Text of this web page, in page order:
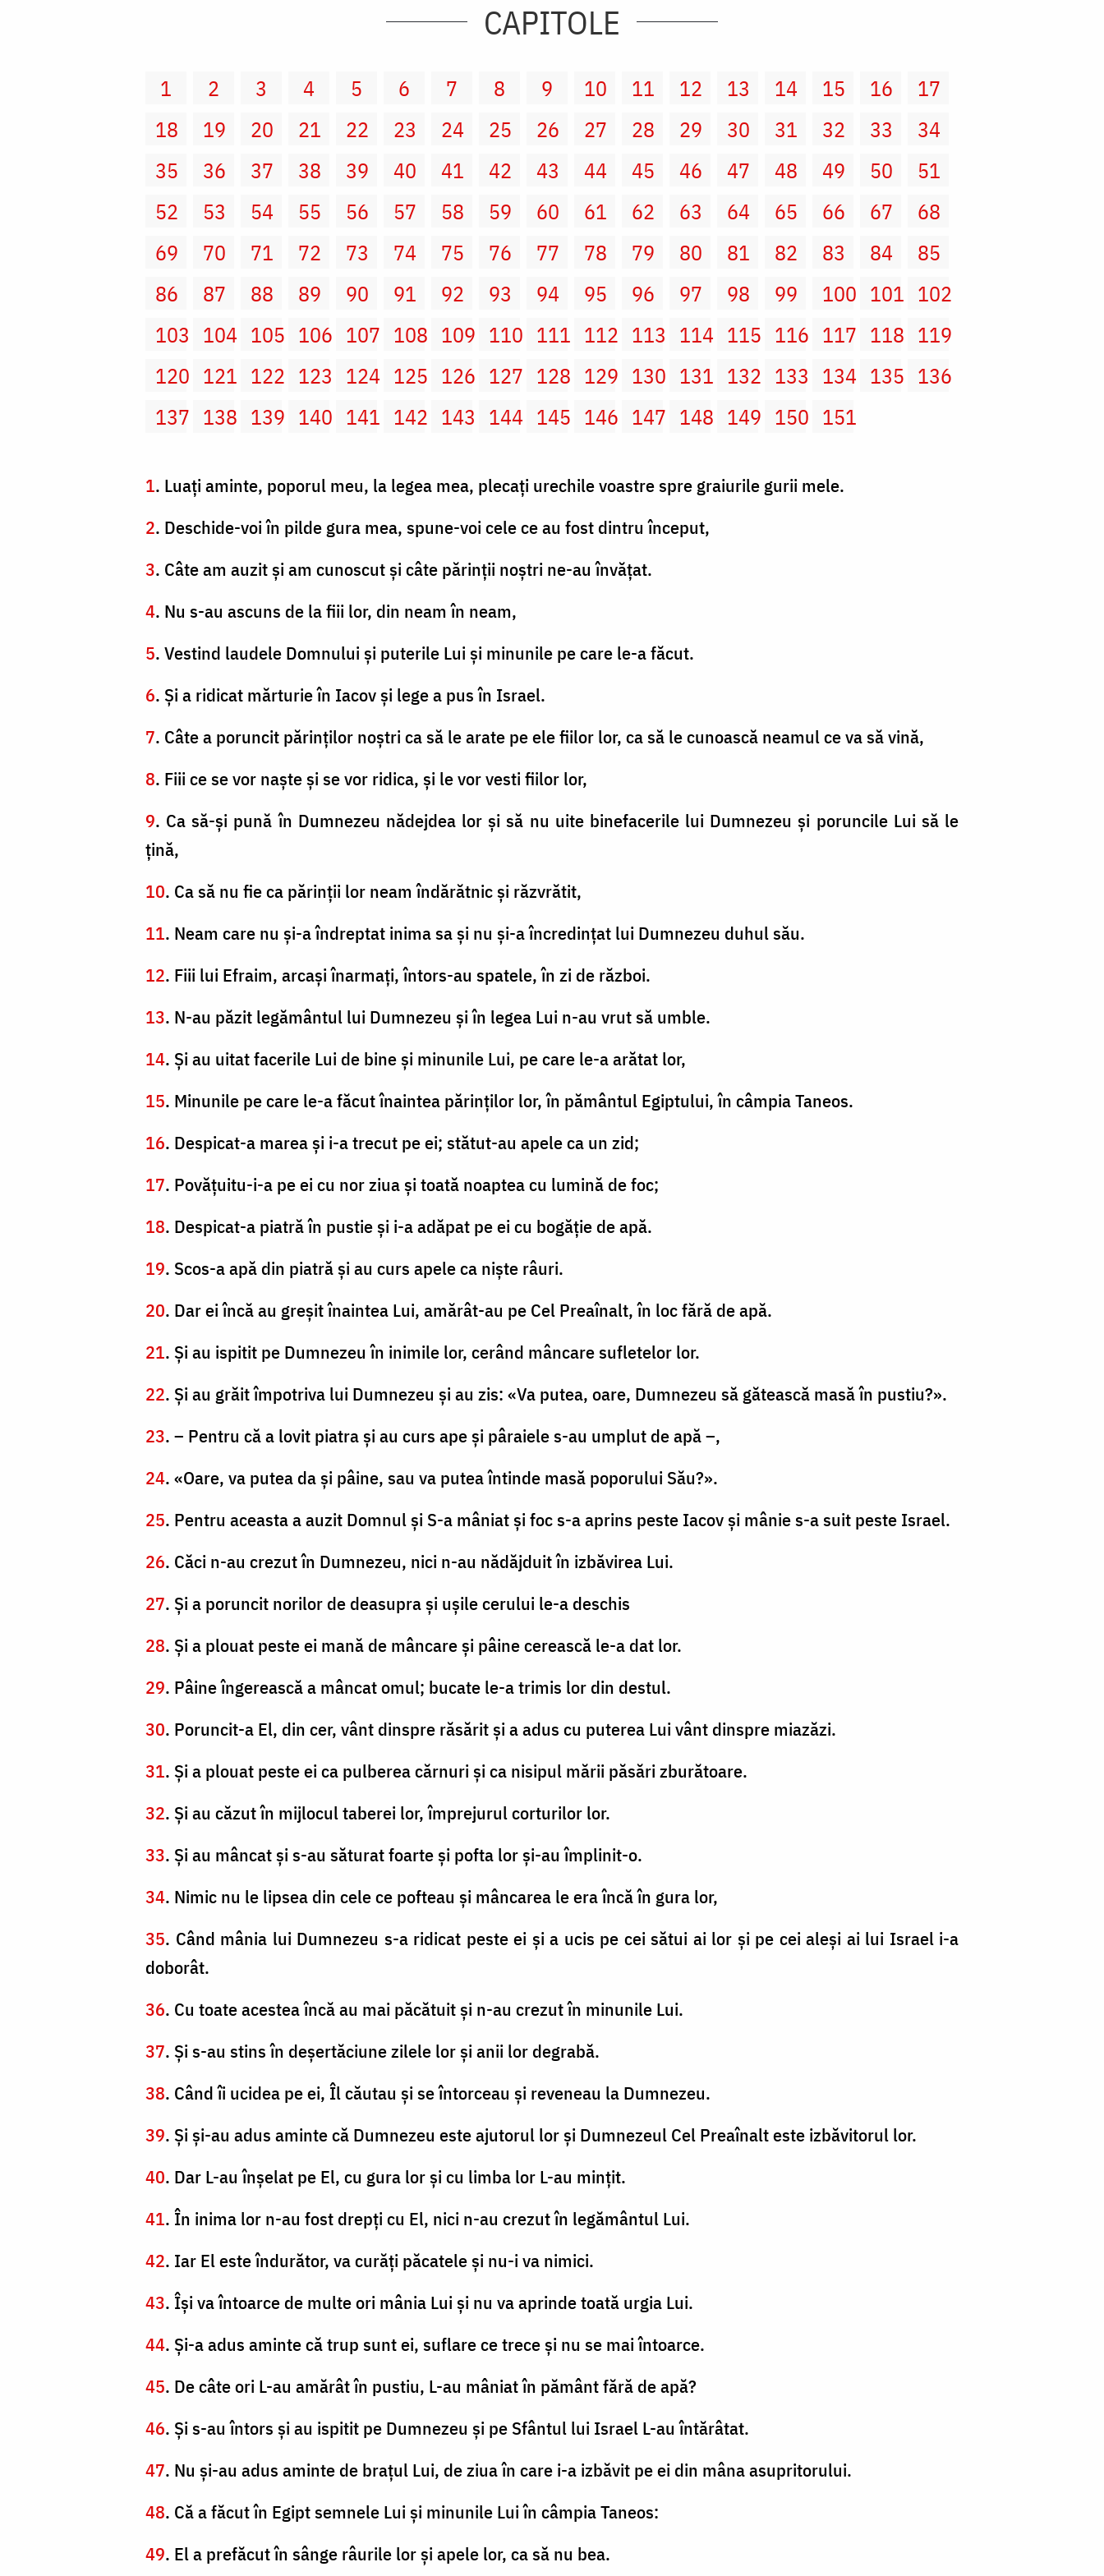
CAPITOLE
1 2 3 4 5 6 7 8 9 10 11 12 13 14 15 16
17
18
19 20 21 22 23 24 25 26 27 28 29 30 31 32 33
34
35
36 37 38 39 40 41 42 43 44 45 46 47 48 49 50
51
52
53 54 55 56 57 58 59 60 61 62 63 64 65 66 67
68
69
70 71 72 73 74 75 76 77 78 79 80 81 82 83 84
85
86
87 88 89 90 91 92 93 94 95 96 97 98 99 100 101 102
103 104 105 106 107 108 109 110 111 112 113 114 115 116 117 118 119
120 121 122 123 124 125 126 127 128 129 130 131 132 133 134 135 136
137 138 139 140 141 142 143 144 145 146 147 148 149 150 151
1. Luaţi aminte, poporul meu, la legea mea, plecaţi urechile voastre spre graiurile gurii mele.
2. Deschide-voi în pilde gura mea, spune-voi cele ce au fost dintru început,
3. Câte am auzit şi am cunoscut şi câte părinţii noştri ne-au învăţat.
4. Nu s-au ascuns de la fiii lor, din neam în neam,
5. Vestind laudele Domnului şi puterile Lui şi minunile pe care le-a făcut.
6. Şi a ridicat mărturie în Iacov şi lege a pus în Israel.
7. Câte a poruncit părinţilor noştri ca să le arate pe ele fiilor lor, ca să le cunoască neamul ce va să vină,
8. Fiii ce se vor naşte şi se vor ridica, şi le vor vesti fiilor lor,
9. Ca să-şi pună în Dumnezeu nădejdea lor şi să nu uite binefacerile lui Dumnezeu şi poruncile Lui să le
ţină,
10. Ca să nu fie ca părinţii lor neam îndărătnic şi răzvrătit,
11. Neam care nu şi-a îndreptat inima sa şi nu şi-a încredinţat lui Dumnezeu duhul său.
12. Fiii lui Efraim, arcaşi înarmaţi, întors-au spatele, în zi de război.
13. N-au păzit legământul lui Dumnezeu şi în legea Lui n-au vrut să umble.
14. Şi au uitat facerile Lui de bine şi minunile Lui, pe care le-a arătat lor,
15. Minunile pe care le-a făcut înaintea părinţilor lor, în pământul Egiptului, în câmpia Taneos.
16. Despicat-a marea şi i-a trecut pe ei; stătut-au apele ca un zid;
17. Povăţuitu-i-a pe ei cu nor ziua şi toată noaptea cu lumină de foc;
18. Despicat-a piatră în pustie şi i-a adăpat pe ei cu bogăţie de apă.
19. Scos-a apă din piatră şi au curs apele ca nişte râuri.
20. Dar ei încă au greşit înaintea Lui, amărât-au pe Cel Preaînalt, în loc fără de apă.
21. Şi au ispitit pe Dumnezeu în inimile lor, cerând mâncare sufletelor lor.
22. Şi au grăit împotriva lui Dumnezeu şi au zis: «Va putea, oare, Dumnezeu să gătească masă în pustiu?».
23. – Pentru că a lovit piatra şi au curs ape şi pâraiele s-au umplut de apă –,
24. «Oare, va putea da şi pâine, sau va putea întinde masă poporului Său?».
25. Pentru aceasta a auzit Domnul şi S-a mâniat şi foc s-a aprins peste Iacov şi mânie s-a suit peste Israel.
26. Căci n-au crezut în Dumnezeu, nici n-au nădăjduit în izbăvirea Lui.
27. Şi a poruncit norilor de deasupra şi uşile cerului le-a deschis
28. Şi a plouat peste ei mană de mâncare şi pâine cerească le-a dat lor.
29. Pâine îngerească a mâncat omul; bucate le-a trimis lor din destul.
30. Poruncit-a El, din cer, vânt dinspre răsărit şi a adus cu puterea Lui vânt dinspre miazăzi.
31. Şi a plouat peste ei ca pulberea cărnuri şi ca nisipul mării păsări zburătoare.
32. Şi au căzut în mijlocul taberei lor, împrejurul corturilor lor.
33. Şi au mâncat şi s-au săturat foarte şi pofta lor şi-au împlinit-o.
34. Nimic nu le lipsea din cele ce pofteau şi mâncarea le era încă în gura lor,
35. Când mânia lui Dumnezeu s-a ridicat peste ei şi a ucis pe cei sătui ai lor şi pe cei aleşi ai lui Israel i-a
doborât.
36. Cu toate acestea încă au mai păcătuit şi n-au crezut în minunile Lui.
37. Şi s-au stins în deşertăciune zilele lor şi anii lor degrabă.
38. Când îi ucidea pe ei, Îl căutau şi se întorceau şi reveneau la Dumnezeu.
39. Şi şi-au adus aminte că Dumnezeu este ajutorul lor şi Dumnezeul Cel Preaînalt este izbăvitorul lor.
40. Dar L-au înşelat pe El, cu gura lor şi cu limba lor L-au minţit.
41. În inima lor n-au fost drepţi cu El, nici n-au crezut în legământul Lui.
42. Iar El este îndurător, va curăţi păcatele şi nu-i va nimici.
43. Îşi va întoarce de multe ori mânia Lui şi nu va aprinde toată urgia Lui.
44. Şi-a adus aminte că trup sunt ei, suflare ce trece şi nu se mai întoarce.
45. De câte ori L-au amărât în pustiu, L-au mâniat în pământ fără de apă?
46. Şi s-au întors şi au ispitit pe Dumnezeu şi pe Sfântul lui Israel L-au întărâtat.
47. Nu şi-au adus aminte de braţul Lui, de ziua în care i-a izbăvit pe ei din mâna asupritorului.
48. Că a făcut în Egipt semnele Lui şi minunile Lui în câmpia Taneos:
49. El a prefăcut în sânge râurile lor şi apele lor, ca să nu bea.